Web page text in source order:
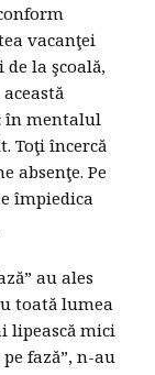
vacanţei
la şcoală,
în mentalul
Toţi încercă
absenţe. Pe
împiedica
au ales
toată lumea
lipească mici
fază”, n-au